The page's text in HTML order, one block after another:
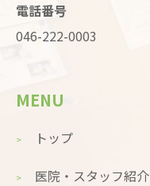
電話番号
046-222-0003
MENU
トップ
医院・スタッフ紹介